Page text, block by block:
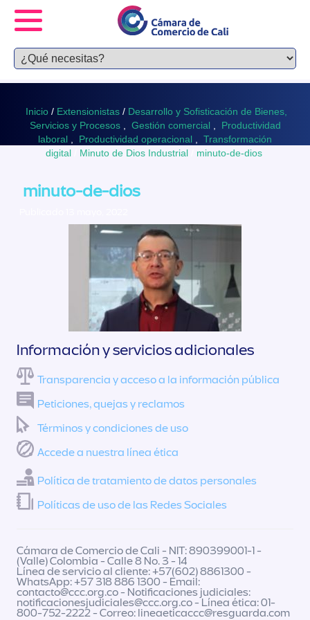
Inicio / Extensionistas / Desarrollo y Sofisticación de Bienes,
Servicios y Procesos , Gestión comercial ,
Productividad
laboral , Productividad operacional , Transformación
digital
Minuto de Dios Industrial minuto-de-dios
minuto-de-dios
Información y servicios adicionales
Transparencia y acceso a la información pública
Peticiones, quejas y reclamos
Términos y condiciones de uso
Accede a nuestra línea ética
Política de tratamiento de datos personales
Políticas de uso de las Redes Sociales
Cámara de Comercio de Cali - NIT: 890399001-1 -
(Valle) Colombia - Calle 8 No. 3 - 14
Línea de servicio al cliente: +57(602) 8861300 -
WhatsApp: +57 318 886 1300 - Email:
contacto@ccc.org.co- Notificaciones judiciales:
notificacionesjudiciales@ccc.org.co- Línea ética: 01-
800-752-2222 - Correo: lineaeticaccc@resguarda.com